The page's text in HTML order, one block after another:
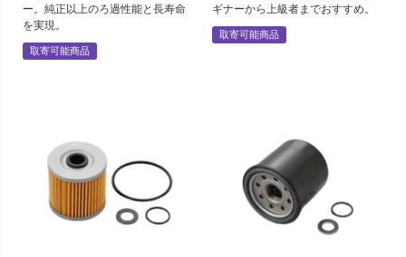
ー。純正以上のろ過性能と長寿命
を実現。
取寄可能商品
ギナーから上級者までおすすめ。
取寄可能商品